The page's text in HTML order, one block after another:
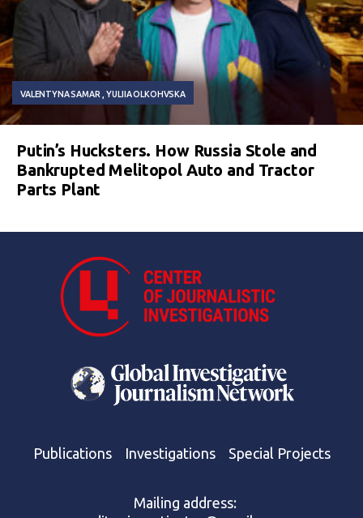
VALENTYNA SAMAR YULIIA OLKOHVSKA
Putin’s Hucksters. How Russia Stole and
Bankrupted Melitopol Auto and Tractor
Parts Plant
Publications Investigations Special Projects
Mailing address: